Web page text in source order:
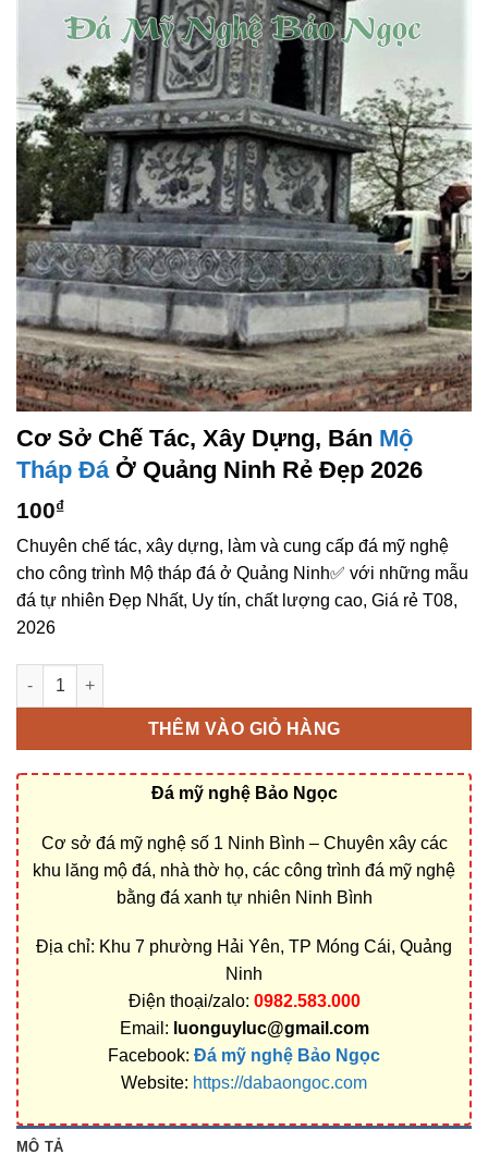
Cơ Sở Chế Tác, Xây Dựng, Bán Mộ
Tháp ĐáỞ Quảng Ninh Rẻ Đẹp 2026
100₫
Chuyên chế tác, xây dựng, làm và cung cấp đá mỹ nghệ
cho công trình Mộ tháp đá ở Quảng Ninh✅ với những mẫu
đá tự nhiên Đẹp Nhất, Uy tín, chất lượng cao, Giá rẻ T08,
2026
Cơ sở chế tác, xây dựng, bán Mộ tháp đá ở Quảng Ninh rẻ
THÊM VÀO GIỎ HÀNG
Đá mỹ nghệ Bảo Ngọc
Cơ sở đá mỹ nghệ số 1 Ninh Bình – Chuyên xây các
khu lăng mộ đá, nhà thờ họ, các công trình đá mỹ nghệ
bằng đá xanh tự nhiên Ninh Bình
Địa chỉ: Khu 7 phường Hải Yên, TP Móng Cái, Quảng
Ninh
Điện thoại/zalo: 0982.583.000
Email: luonguyluc@gmail.com
Facebook: Đá mỹ nghệ Bảo Ngọc
Website: https://dabaongoc.com
MÔ TẢ